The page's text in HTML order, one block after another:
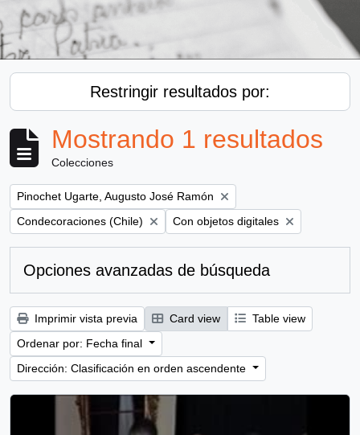
Restringir resultados por:
Mostrando 1 resultados
Colecciones
Remove filter:
Pinochet Ugarte, Augusto José Ramón
Remove filter:
Condecoraciones (Chile) Remove filter:
Con objetos digitales
Opciones avanzadas de búsqueda
Imprimir vista previa Card view
Table view
Ordenar por: Fecha final
Dirección: Clasificación en orden ascendente